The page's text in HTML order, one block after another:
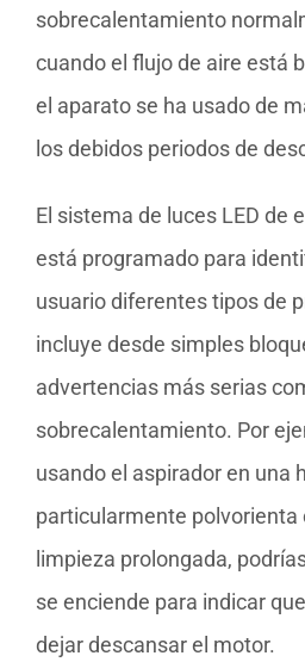
sobrecalentamiento
cuando el flujo de aire está
el aparato se ha usado de
los debidos periodos de
El sistema de luces LED de
está programado para
usuario diferentes tipos de
incluye desde simples
advertencias más serias
sobrecalentamiento. Por
usando el aspirador en una
particularmente polvorienta
limpieza prolongada,
se enciende para indicar
dejar descansar el motor.